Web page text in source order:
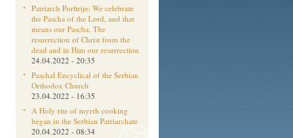
Patriarch Porfirije: We celebrate
the Pascha of the Lord, and that
means our Pascha. The
resurrection of Christ from the
dead and in Him our resurrection
24.04.2022 - 20:35
Paschal Encyclical of the Serbian
Orthodox Church
23.04.2022 - 16:35
A Holy rite of myrrh cooking
began in the Serbian Patriarchate
20.04.2022 - 08:34